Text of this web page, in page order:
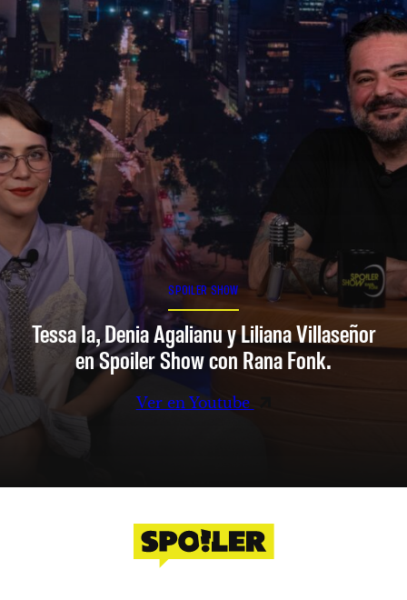
SPOILER SHOW
Tessa Ia, Denia Agalianu y Liliana Villaseñor
en Spoiler Show con Rana Fonk.
Ver en Youtube